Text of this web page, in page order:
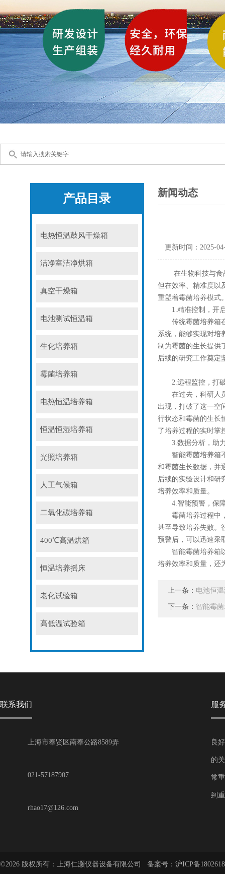
产品目录
电热恒温鼓风干燥箱
洁净室洁净烘箱
真空干燥箱
电池测试恒温箱
生化培养箱
霉菌培养箱
电热恒温培养箱
恒温恒湿培养箱
光照培养箱
人工气候箱
二氧化碳培养箱
400℃高温烘箱
恒温培养摇床
老化试验箱
高低温试验箱
新闻动态
更新时间：2025-
在生物科技与食品
但在效率、精准度以
重塑着霉菌培养模式
1.精准控制，开启
传统霉菌培养箱在
系统，能够实现对培
制为霉菌的生长提供
后续的研究工作奠定
2.远程监控，打破
在过去，科研人员
出现，打破了这一空
行状态和霉菌的生长
了培养过程的实时掌
3.数据分析，助力
智能霉菌培养箱不
和霉菌生长数据，并
后续的实验设计和研
培养效率和质量。
4.智能预警，保障
霉菌培养过程中，
甚至导致培养失败。
预警后，可以迅速采
智能霉菌培养箱以
培养效率和质量，还
上一条： 电池恒
下一条： 智能霉
联系我们
上海市奉贤区南奉公路8589弄
021-57187907
rhao17@126.com
服
良
的
常
到
©2026 版权所有：上海仁灏仪器设备有限公司 备案号： 沪ICP备